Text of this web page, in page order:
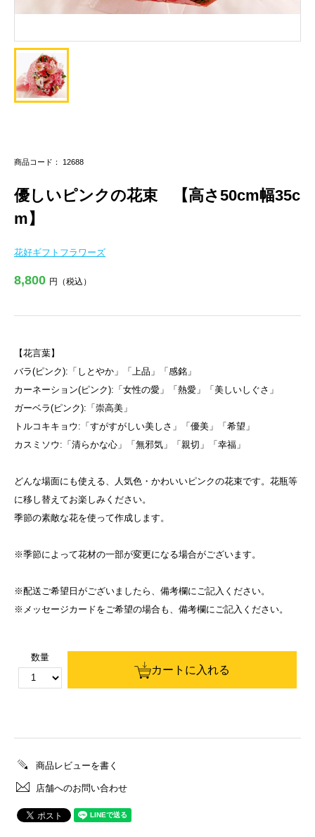
商品コード： 12688
優しいピンクの花束 【高さ50cm幅35c
m】
花好ギフトフラワーズ
8,800 円（税込）
【花言葉】
バラ(ピンク):「しとやか」「上品」「感銘」
カーネーション(ピンク):「女性の愛」「熱愛」「美しいしぐさ」
ガーベラ(ピンク):「崇高美」
トルコキキョウ:「すがすがしい美しさ」「優美」「希望」
カスミソウ:「清らかな心」「無邪気」「親切」「幸福」
どんな場面にも使える、人気色・かわいいピンクの花束です。花瓶等
に移し替えてお楽しみください。
季節の素敵な花を使って作成します。
※季節によって花材の一部が変更になる場合がございます。
※配送ご希望日がございましたら、備考欄にご記入ください。
※メッセージカードをご希望の場合も、備考欄にご記入ください。
数量
カートに入れる
商品レビューを書く
店舗へのお問い合わせ